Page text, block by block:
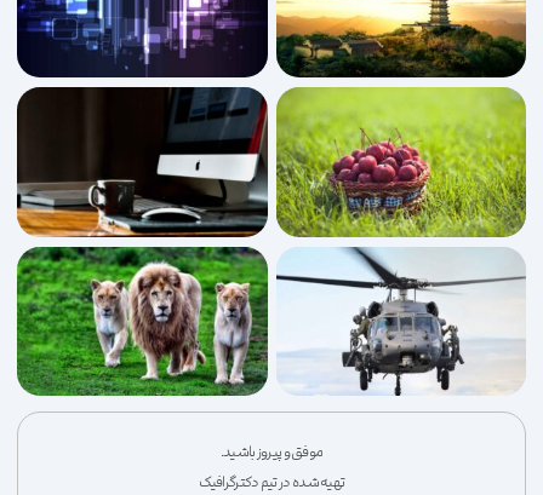
موفق و پیروز باشید.
تهیه شده در تیم دکترگرافیک